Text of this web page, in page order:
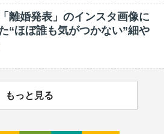
離婚発表」のインスタ画像に
“ほぼ誰も気がつかない”細や
もっと見る